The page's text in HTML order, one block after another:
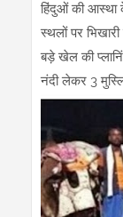
हिंदुओं की आस्था
स्थलों पर
बड़े खेल की
नंदी लेकर 3